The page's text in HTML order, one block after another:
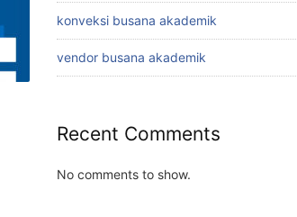
konveksi busana akademik
vendor busana akademik
Recent Comments
No comments to show.